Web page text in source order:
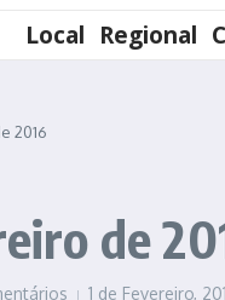
Local Regional
2016
de
1 de Fevereiro,